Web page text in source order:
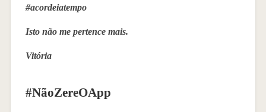
#acordeiatempo
Isto não me pertence mais.
Vitória
#NãoZereOApp